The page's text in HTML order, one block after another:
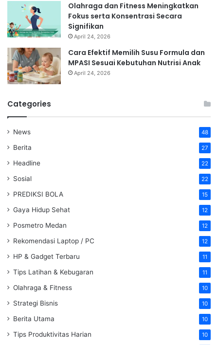
Olahraga dan Fitness Meningkatkan
Fokus serta Konsentrasi Secara
Signifikan
April 24, 2026
Cara Efektif Memilih Susu Formula dan
MPASI Sesuai Kebutuhan Nutrisi Anak
April 24, 2026
Categories
News 48
Berita 27
Headline 22
Sosial 22
PREDIKSI BOLA 15
Gaya Hidup Sehat 12
Posmetro Medan 12
Rekomendasi Laptop / PC 12
HP & Gadget Terbaru 11
Tips Latihan & Kebugaran 11
Olahraga & Fitness 10
Strategi Bisnis 10
Berita Utama 10
Tips Produktivitas Harian 10